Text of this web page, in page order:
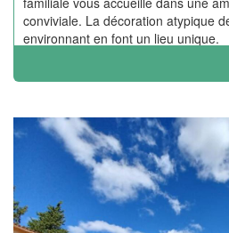
conviviale. La décoration atypique
environnant en font un lieu unique.